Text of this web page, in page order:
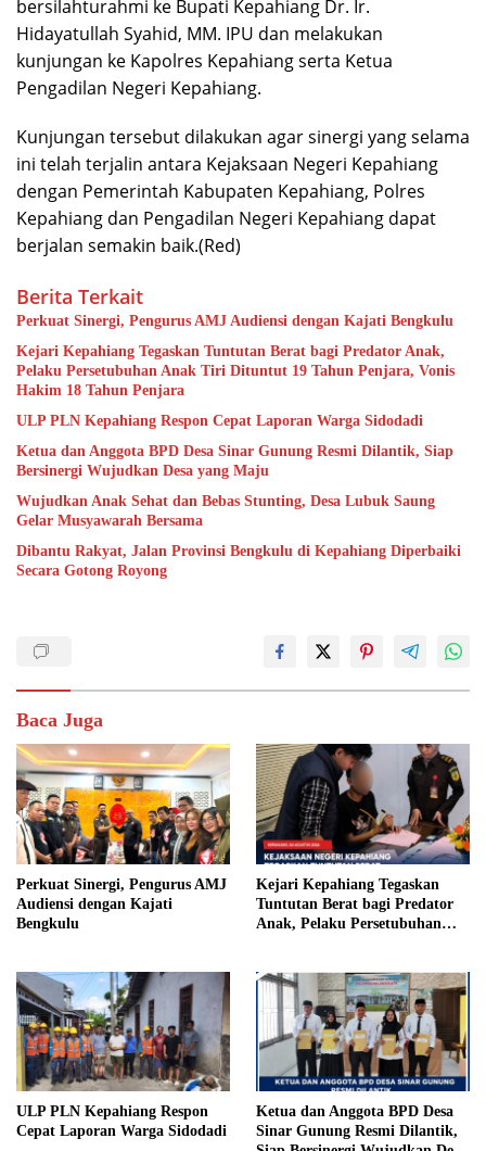
bersilahturahmi ke Bupati Kepahiang Dr. Ir.
Hidayatullah Syahid, MM. IPU dan melakukan
kunjungan ke Kapolres Kepahiang serta Ketua
Pengadilan Negeri Kepahiang.
Kunjungan tersebut dilakukan agar sinergi yang selama
ini telah terjalin antara Kejaksaan Negeri Kepahiang
dengan Pemerintah Kabupaten Kepahiang, Polres
Kepahiang dan Pengadilan Negeri Kepahiang dapat
berjalan semakin baik.(Red)
Berita Terkait
Perkuat Sinergi, Pengurus AMJ Audiensi dengan Kajati Bengkulu
Kejari Kepahiang Tegaskan Tuntutan Berat bagi Predator Anak,
Pelaku Persetubuhan Anak Tiri Dituntut 19 Tahun Penjara, Vonis
Hakim 18 Tahun Penjara
ULP PLN Kepahiang Respon Cepat Laporan Warga Sidodadi
Ketua dan Anggota BPD Desa Sinar Gunung Resmi Dilantik, Siap
Bersinergi Wujudkan Desa yang Maju
Wujudkan Anak Sehat dan Bebas Stunting, Desa Lubuk Saung
Gelar Musyawarah Bersama
Dibantu Rakyat, Jalan Provinsi Bengkulu di Kepahiang Diperbaiki
Secara Gotong Royong
Baca Juga
Perkuat Sinergi, Pengurus AMJ
Audiensi dengan Kajati
Bengkulu
Kejari Kepahiang Tegaskan
Tuntutan Berat bagi Predator
Anak, Pelaku Persetubuhan
Penjara
ULP PLN Kepahiang Respon
Cepat Laporan Warga Sidodadi
Ketua dan Anggota BPD Desa
Sinar Gunung Resmi Dilantik,